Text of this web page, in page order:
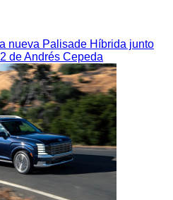
nueva Palisade Híbrida junto
de Andrés Cepeda